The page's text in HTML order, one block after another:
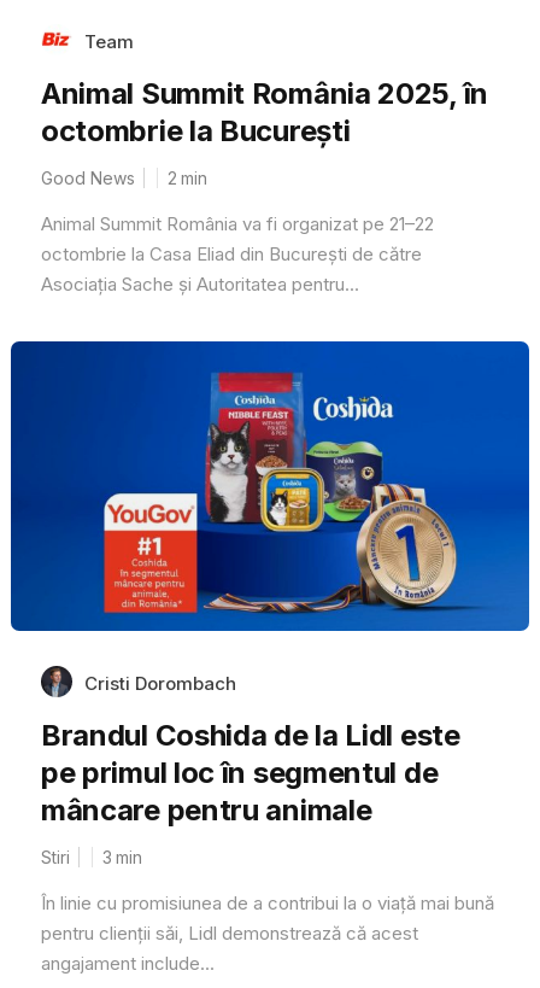
Team
Animal Summit România 2025, în
octombrie la București
Good News 2 min
Animal Summit România va fi organizat pe 21–22
octombrie la Casa Eliad din București de către
Asociația Sache și Autoritatea pentru...
Cristi Dorombach
Brandul Coshida de la Lidl este
pe primul loc în segmentul de
mâncare pentru animale
Stiri 3 min
În linie cu promisiunea de a contribui la o viață mai bună
pentru clienții săi, Lidl demonstrează că acest
angajament include...